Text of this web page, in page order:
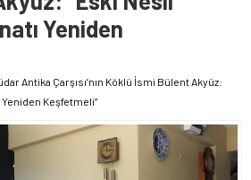
Yeniden
Antika Çarşısı’nın Köklü İsmi Bülent Akyüz:
Yeniden Keşfetmeli”